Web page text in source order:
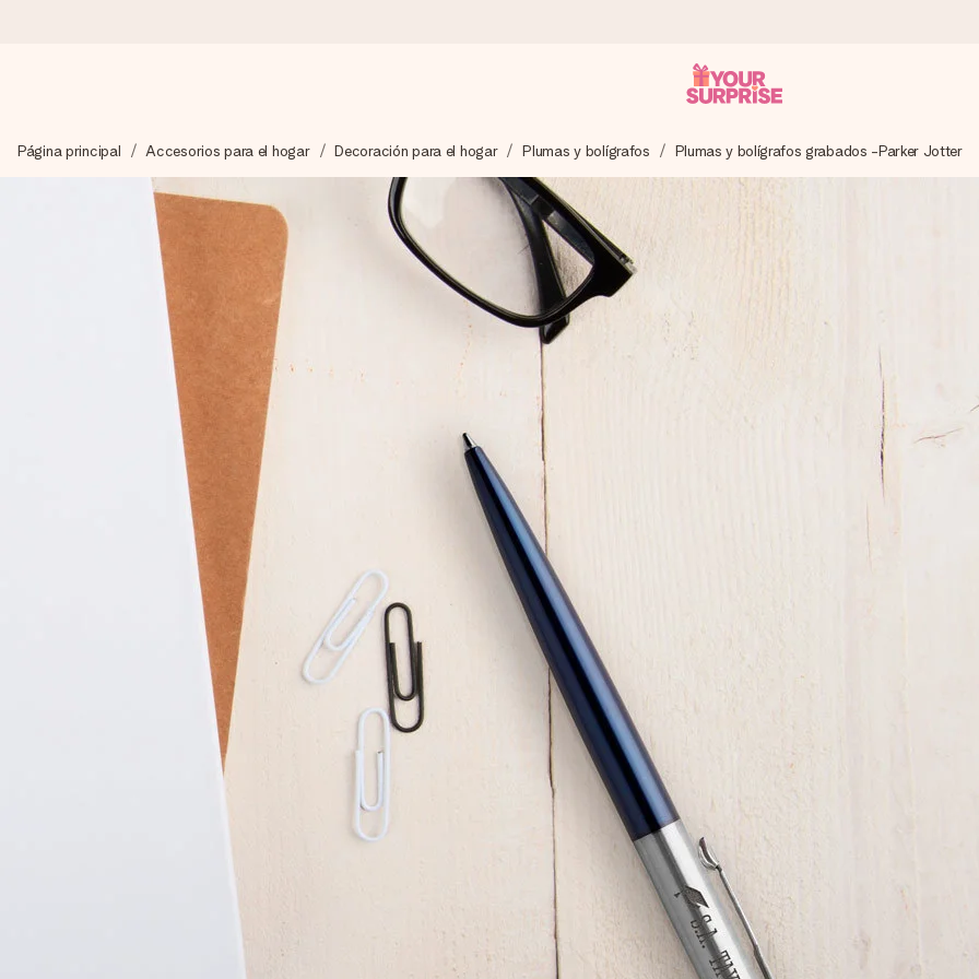
Preparamos tu regalo con cuidado y lo enviamos al vuelo, para que lo entregues en el momento perfecto, cuando más importa.
4,5 (basado en +15.000 opiniones)
Nuestros regalos inspiran. Los clientes nos dan un 4,5 en Google Reviews.
Tarjeta de felicitación gratuita
Crea algo único en pocos pasos – con su nombre, tu foto o un mensaje que llegue al corazón. Sin complicaciones, solo todo el
Página principal Accesorios para el hogar Decoración para el hogar Plumas y bolígrafos Plumas y bolígrafos grabados -Parker Jotter